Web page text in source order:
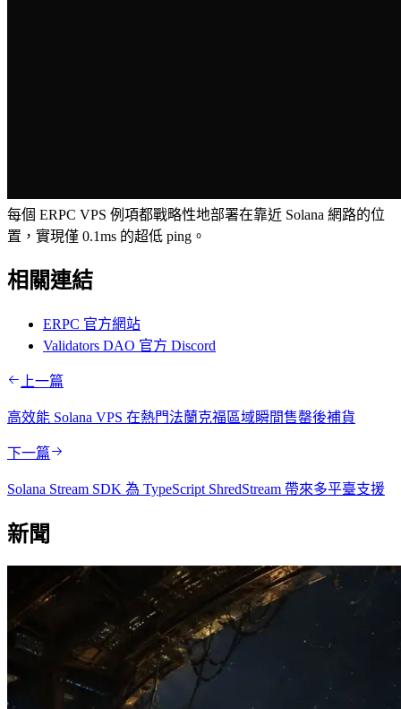
每個 ERPC VPS 例項都戰略性地部署在靠近 Solana 網路的位
置，實現僅 0.1ms 的超低 ping。
相關連結
ERPC 官方網站
Validators DAO 官方 Discord
上一篇
高效能 Solana VPS 在熱門法蘭克福區域瞬間售罄後補貨
下一篇
Solana Stream SDK 為 TypeScript ShredStream 帶來多平臺支援
新聞